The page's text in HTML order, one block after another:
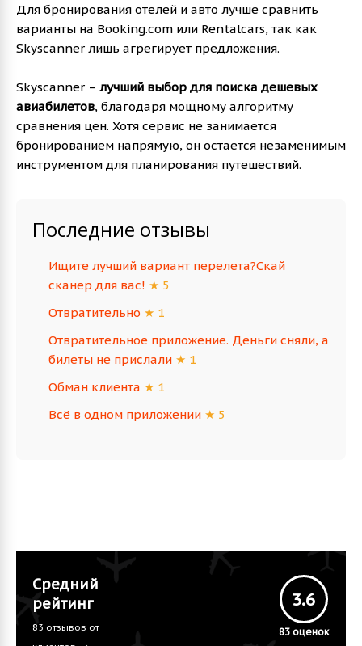
Для бронирования отелей и авто лучше сравнить
варианты на Booking.com или Rentalcars, так как
Skyscanner лишь агрегирует предложения.
Skyscanner – лучший выбор для поиска дешевых
авиабилетов, благодаря мощному алгоритму
сравнения цен. Хотя сервис не занимается
бронированием напрямую, он остается незаменимым
инструментом для планирования путешествий.
Последние отзывы
Ищите лучший вариант перелета?Скай
сканер для вас! ★ 5
Отвратительно ★ 1
Отвратительное приложение. Деньги сняли, а
билеты не прислали ★ 1
Обман клиента ★ 1
Всё в одном приложении ★ 5
Средний
рейтинг
83 отзывов от
3.6
83оценок